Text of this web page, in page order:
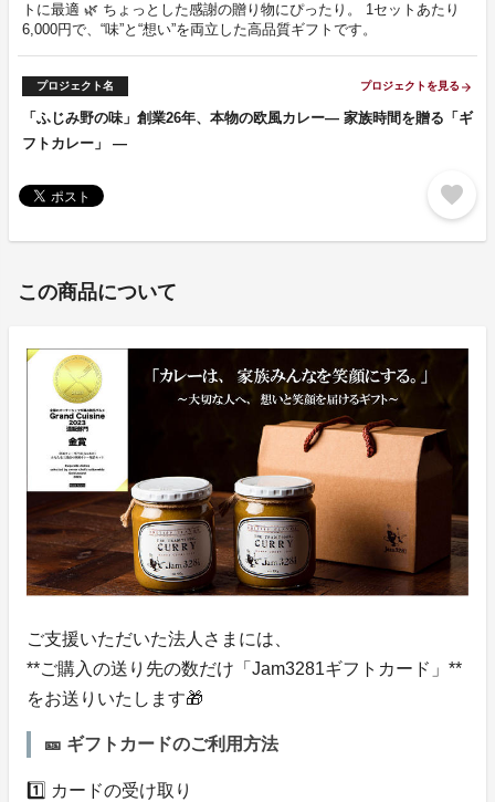
トに最適 🌿 ちょっとした感謝の贈り物にぴったり。 1セットあたり
6,000円で、“味”と“想い”を両立した高品質ギフトです。
プロジェクト名 プロジェクトを見る arrow_forward
「ふじみ野の味」創業26年、本物の欧風カレー― 家族時間を贈る「ギ
フトカレー」 ―
favorite
この商品について
ご支援いただいた法人さまには、
**ご購入の送り先の数だけ「Jam3281ギフトカード」**
をお送りいたします🎁
🎫 ギフトカードのご利用方法
1️⃣ カードの受け取り